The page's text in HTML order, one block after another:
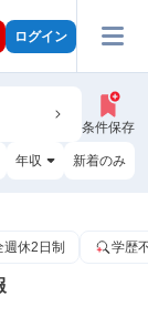
ログイン
条件保存
年収 新着のみ
週休2日制 学歴